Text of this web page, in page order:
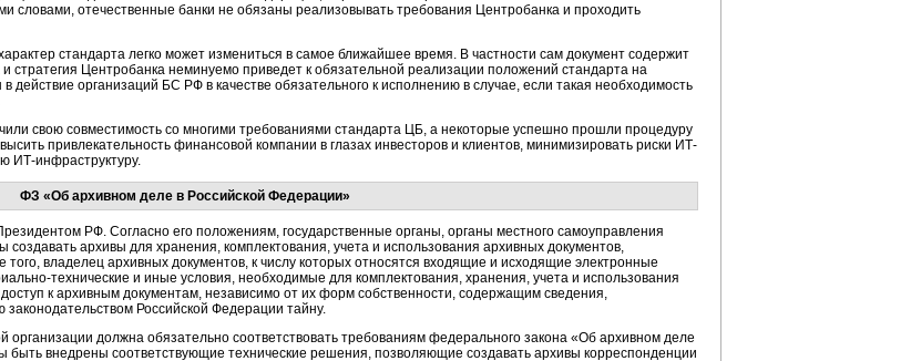
словами, отечественные банки не обязаны реализовывать требования Центробанка и проходить
стандарта легко может измениться в самое ближайшее время. В частности сам документ содержит
стратегия Центробанка неминуемо приведет к обязательной реализации положений стандарта на
действие организаций БС РФ в качестве обязательного к исполнению в случае, если такая необходимость
свою совместимость со многими требованиями стандарта ЦБ, а некоторые успешно прошли процедуру
привлекательность финансовой компании в глазах инвесторов и клиентов, минимизировать риски ИТ-
ИТ-инфраструктуру.
ФЗ «Об архивном деле в Российской Федерации»
РФ. Согласно его положениям, государственные органы, органы местного самоуправления
создавать архивы для хранения, комплектования, учета и использования архивных документов,
владелец архивных документов, к числу которых относятся входящие и исходящие электронные
технические и иные условия, необходимые для комплектования, хранения, учета и использования
к архивным документам, независимо от их форм собственности, содержащим сведения,
Российской Федерации тайну.
организации должна обязательно соответствовать требованиям федерального закона «Об архивном деле
быть внедрены соответствующие технические решения, позволяющие создавать архивы корреспонденции